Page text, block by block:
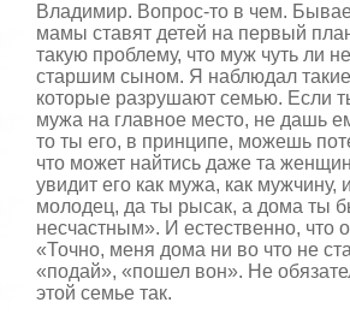
Владимир. Вопрос-то в чем.
мамы ставят детей на первый
такую проблему, что муж чуть ли
старшим сыном. Я наблюдал такие
которые разрушают семью. Если
мужа на главное место, не дашь
то ты его, в принципе, можешь
что может найтись даже та
увидит его как мужа, как мужчину,
молодец, да ты рысак, а дома ты
несчастным». И естественно, что
«Точно, меня дома ни во что не
«подай», «пошел вон». Не
этой семье так.